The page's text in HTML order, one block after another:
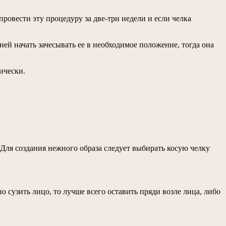
эту процедуру за две-три недели и если челка
начать зачесывать ее в необходимое положение, тогда она
создания нежного образа следует выбирать косую челку
лицо, то лучше всего оставить пряди возле лица, либо